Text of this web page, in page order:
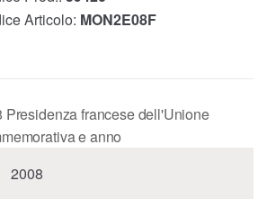
Articolo: MON2E08F
Presidenza francese dell'Unione
e anno
2008